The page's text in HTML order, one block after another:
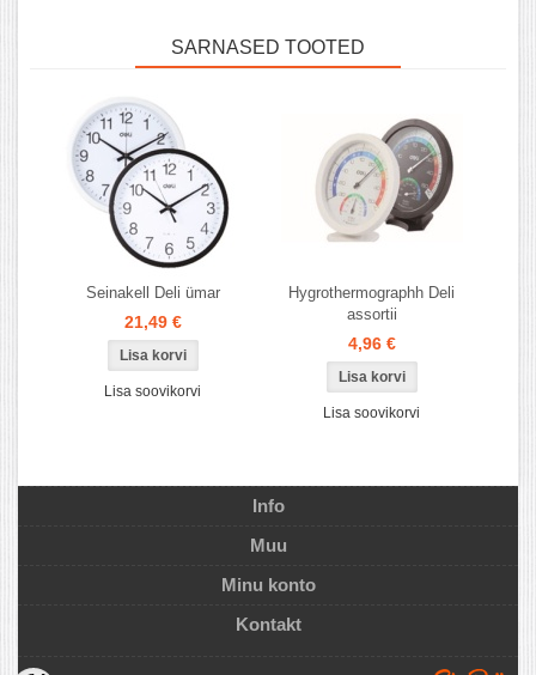
SARNASED TOOTED
Seinakell Deli ümar
21,49 €
Lisa soovikorvi
Hygrothermographh Deli
assortii
4,96 €
Lisa soovikorvi
Info
Muu
Minu konto
Kontakt